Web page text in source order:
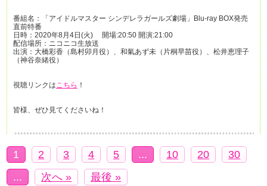
番組名：「アイドルマスター シンデレラガールズ劇場」 Blu-ray BOX発売
直前特番
日時： 2020年8月4日(火) 開場:20:50 開演:21:00
配信場所：ニコニコ生放送
出演：大橋彩香（島村卯月役）、和氣あず未（片桐早苗役）、松井恵理子
（神谷奈緒役）
視聴リンクはこちら ！
皆様、ぜひ見てくださいね！
1 2 3 4 5 ... 10 20
30
...
次へ » 最後 »